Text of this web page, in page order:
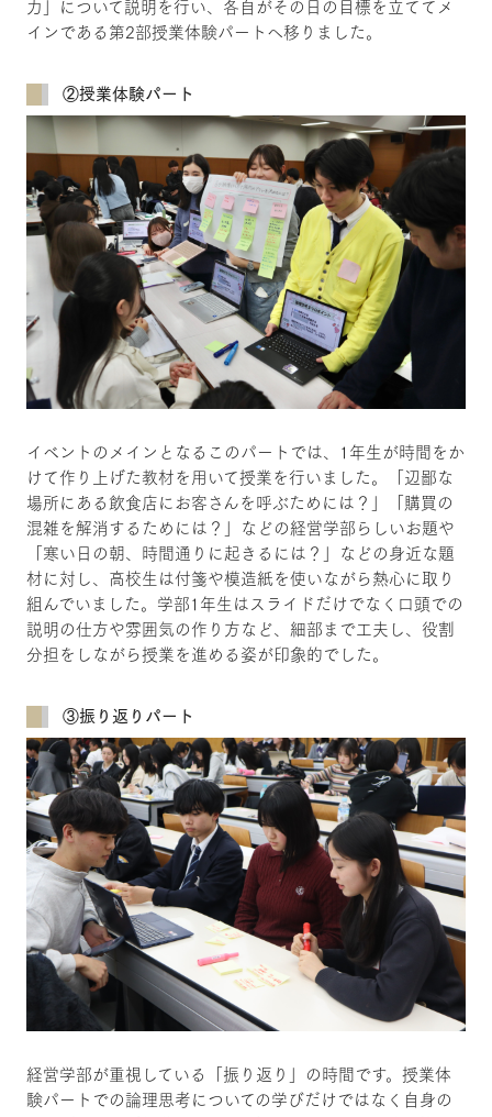
力」について説明を行い、各自がその日の目標を立ててメ
インである第2部授業体験パートへ移りました。
②授業体験パート
イベントのメインとなるこのパートでは、1年生が時間をか
けて作り上げた教材を用いて授業を行いました。「辺鄙な
場所にある飲食店にお客さんを呼ぶためには？」「購買の
混雑を解消するためには？」などの経営学部らしいお題や
「寒い日の朝、時間通りに起きるには？」などの身近な題
材に対し、高校生は付箋や模造紙を使いながら熱心に取り
組んでいました。学部1年生はスライドだけでなく口頭での
説明の仕方や雰囲気の作り方など、細部まで工夫し、役割
分担をしながら授業を進める姿が印象的でした。
③振り返りパート
経営学部が重視している「振り返り」の時間です。授業体
験パートでの論理思考についての学びだけではなく自身の